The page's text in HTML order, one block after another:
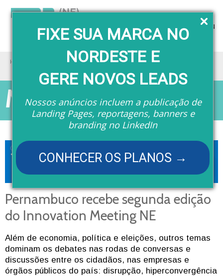
FIXE SUA MARCA NO
NORDESTE E
GERE NOVOS LEADS
Nossos anúncios incluem a publicação de
Landing Pages, reportagens, banners e
branding no LinkedIn
CONHECER OS PLANOS →
Menu
Home
Matérias
Pernambuco recebe segunda edição
do Innovation Meeting NE
Além de economia, política e eleições, outros temas
dominam os debates nas rodas de conversas e
discussões entre os cidadãos, nas empresas e
órgãos públicos do país: disrupção, hiperconvergência